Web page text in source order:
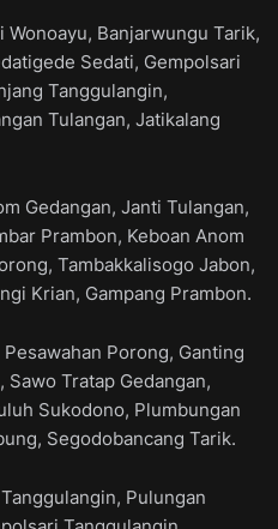
Banjarwungu Tarik,
Sedati, Gempolsari
Tanggulangin,
Tulangan, Jatikalang
Gedangan, Janti Tulangan,
Prambon, Keboan Anom
Tambakkalisogo Jabon,
Krian, Gampang Prambon.
Porong, Ganting
Sawo Tratap Gedangan,
Sukodono, Plumbungan
Segodobancang Tarik.
Pulungan